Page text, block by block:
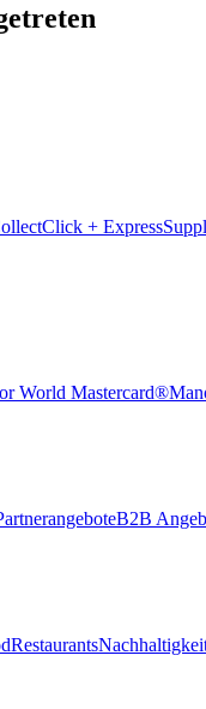
Click + Express
World Mastercard®
B2B
Restaurants